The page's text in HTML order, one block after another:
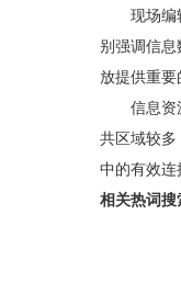
现场编
别强调信息
放提供重要
信息资
共区域较多
中的有效连
相关热词搜